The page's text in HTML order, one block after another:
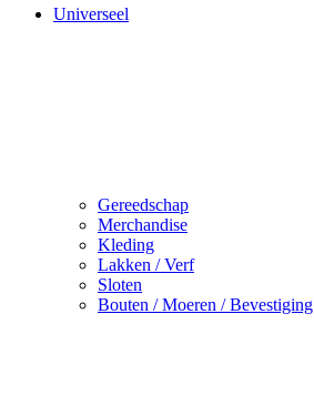
Universeel
Gereedschap
Merchandise
Kleding
Lakken / Verf
Sloten
Bouten / Moeren / Bevestiging